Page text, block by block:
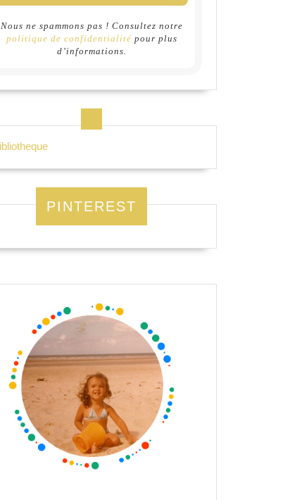
Nous ne spammons pas ! Consultez notre
politique de confidentialité pour plus
d’informations.
PINTEREST